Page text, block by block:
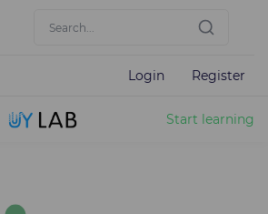
Login Register
Start learning